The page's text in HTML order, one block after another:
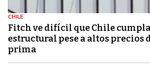
CHILE
Fitch ve difícil que Chile
estructural pese a altos precios
prima